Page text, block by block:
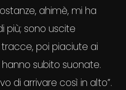
ahimè, mi ha
più; sono uscite
poi piaciute ai
subito suonate.
di arrivare così in alto”.